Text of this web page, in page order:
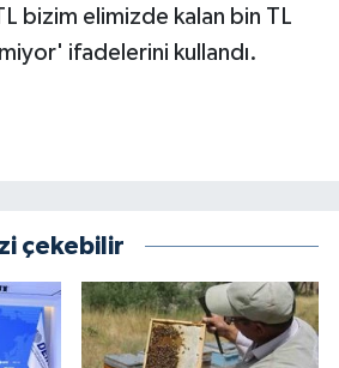
bizim elimizde kalan bin TL
ifadelerini kullandı.
çekebilir